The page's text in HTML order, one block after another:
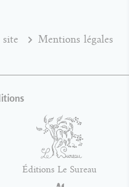
site
Mentions légales
Éditions Le Sureau